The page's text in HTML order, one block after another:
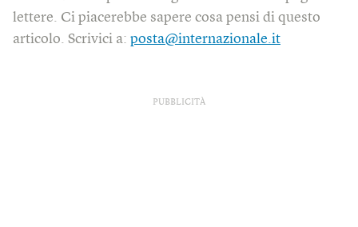
lettere. Ci piacerebbe sapere cosa pensi di questo
articolo. Scrivici a: posta@internazionale.it
PUBBLICITÀ